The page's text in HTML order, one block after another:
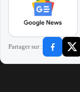
Partager sur :